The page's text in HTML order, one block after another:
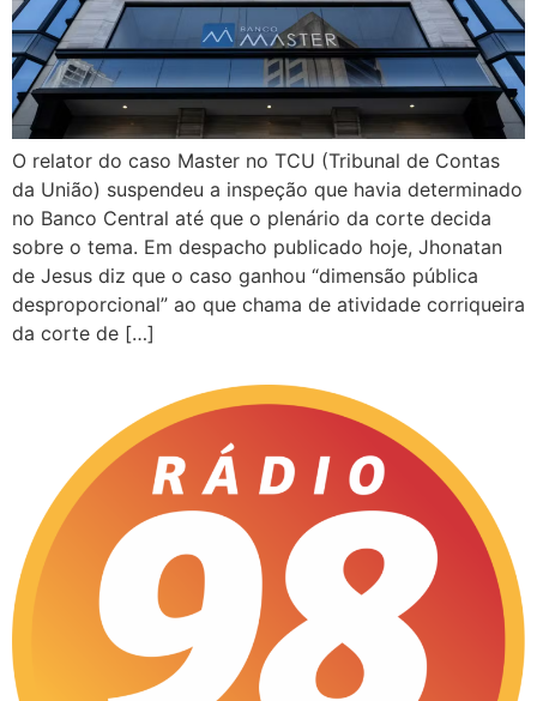
O relator do caso Master no TCU (Tribunal de Contas
da União) suspendeu a inspeção que havia determinado
no Banco Central até que o plenário da corte decida
sobre o tema. Em despacho publicado hoje, Jhonatan
de Jesus diz que o caso ganhou “dimensão pública
desproporcional” ao que chama de atividade corriqueira
da corte de […]